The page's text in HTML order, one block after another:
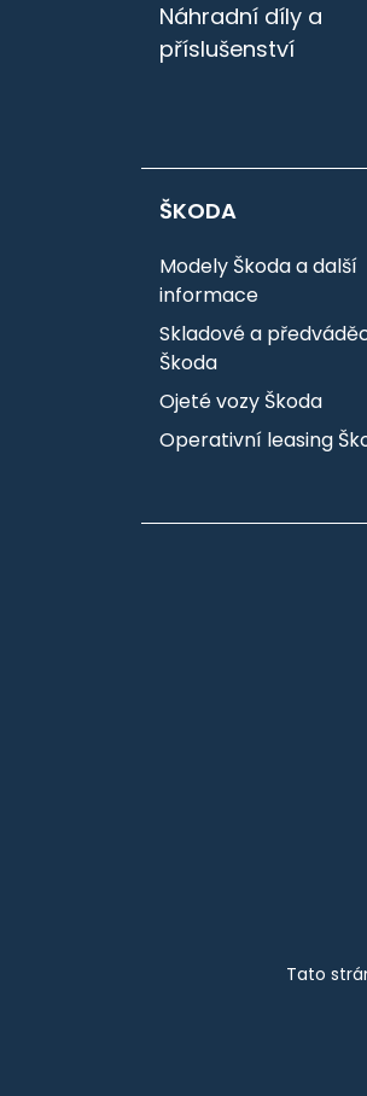
Náhradní díly a
příslušenství
ŠKODA
Modely Škoda a další
informace
Skladové a
Škoda
Ojeté vozy Škoda
Operativní leasing
Tato